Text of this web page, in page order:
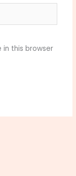
in this browser